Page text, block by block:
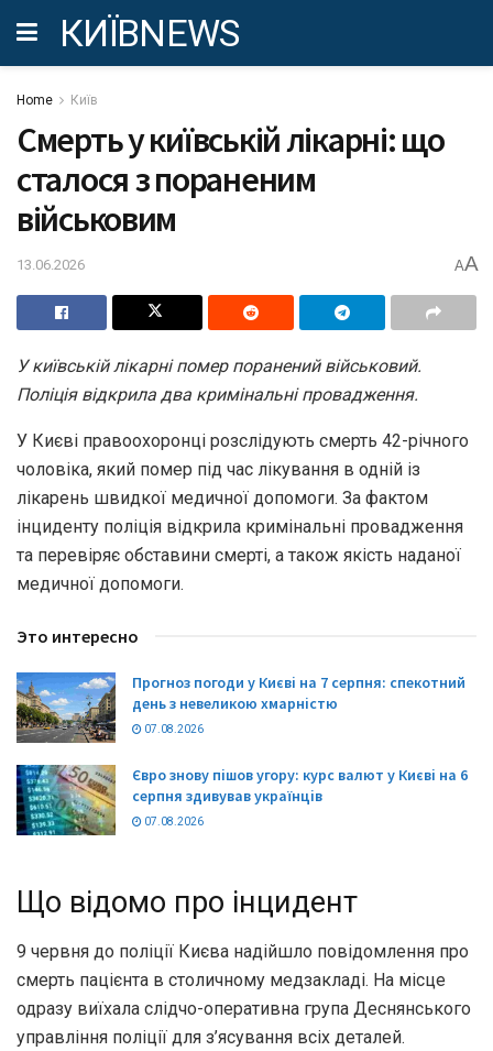
КИЇВNEWS
Home Київ
Смерть у київській лікарні: що
сталося з пораненим
військовим
13.06.2026 AA
У київській лікарні помер поранений військовий.
Поліція відкрила два кримінальні провадження.
У Києві правоохоронці розслідують смерть 42-річного
чоловіка, який помер під час лікування в одній із
лікарень швидкої медичної допомоги. За фактом
інциденту поліція відкрила кримінальні провадження
та перевіряє обставини смерті, а також якість наданої
медичної допомоги.
Это интересно
Прогноз погоди у Києві на 7 серпня: спекотний
день з невеликою хмарністю
07.08.2026
Євро знову пішов угору: курс валют у Києві на 6
серпня здивував українців
07.08.2026
Що відомо про інцидент
9 червня до поліції Києва надійшло повідомлення про
смерть пацієнта в столичному медзакладі. На місце
одразу виїхала слідчо-оперативна група Деснянського
управління поліції для з’ясування всіх деталей.